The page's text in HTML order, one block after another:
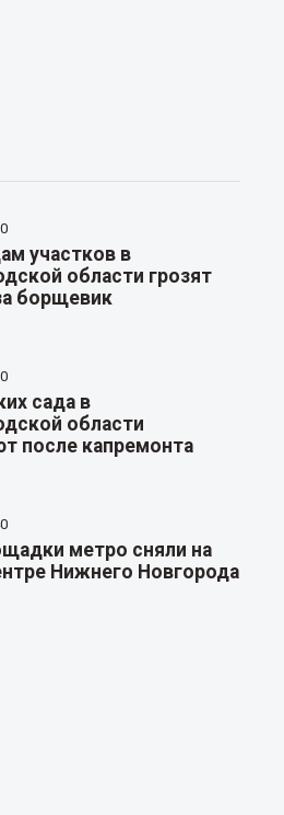
участков в
области грозят
борщевик
сада в
области
после капремонта
метро сняли на
Нижнего Новгорода